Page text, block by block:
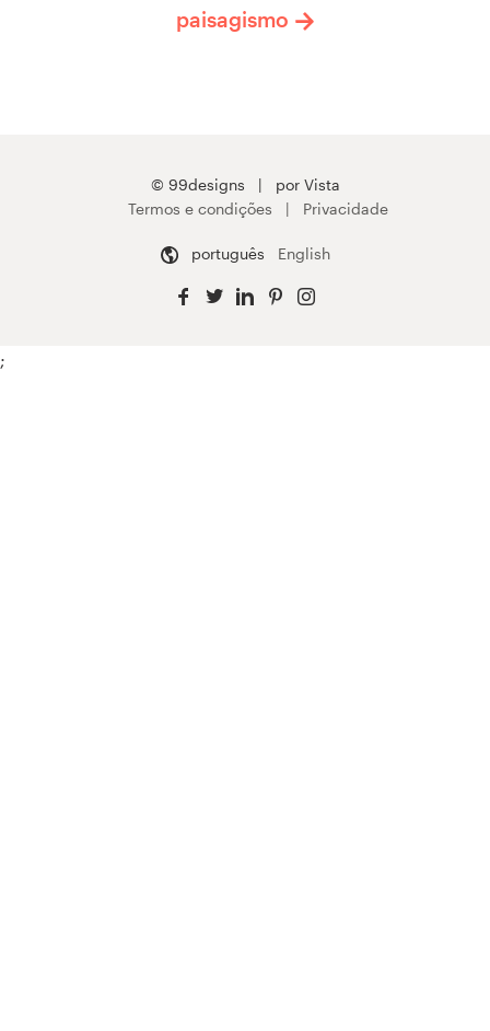
paisagismo
© 99designs
por Vista
Termos e condições
Privacidade
português English
;